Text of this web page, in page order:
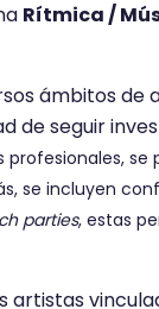
Rítmica /
ámbitos de
de seguir
se
se incluyen
parties, estas
artistas